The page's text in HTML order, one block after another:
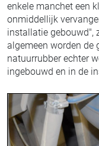
enkele manchet een
onmiddellijk
installatie gebouwd",
algemeen worden de
natuurrubber echter
ingebouwd en in de